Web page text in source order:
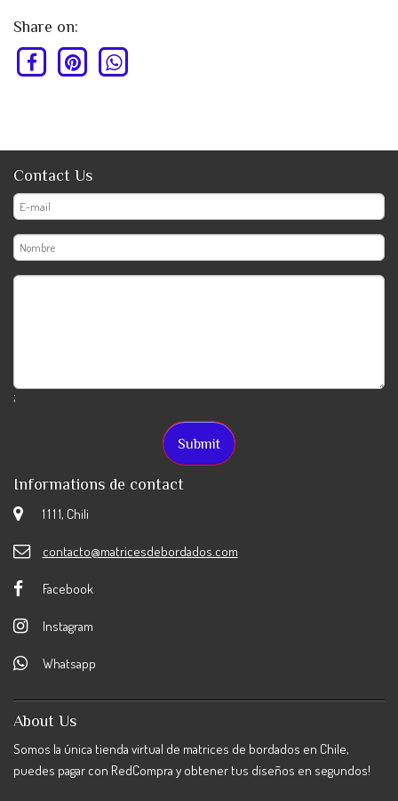
Share on:
Contact Us
;
Informations de contact
1 1 1 1, Chili
contacto@matricesdebordados.com
Facebook
Instagram
Whatsapp
About Us
Somos la única tienda virtual de matrices de bordados en Chile,
puedes pagar con RedCompra y obtener tus diseños en segundos!